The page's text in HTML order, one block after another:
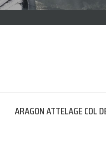
ARAGON ATTELAGE COL